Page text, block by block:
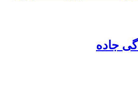
جاده